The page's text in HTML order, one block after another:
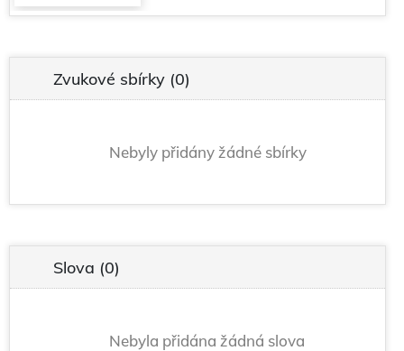
Zvukové sbírky (0)
Nebyly přidány žádné sbírky
Slova (0)
Nebyla přidána žádná slova